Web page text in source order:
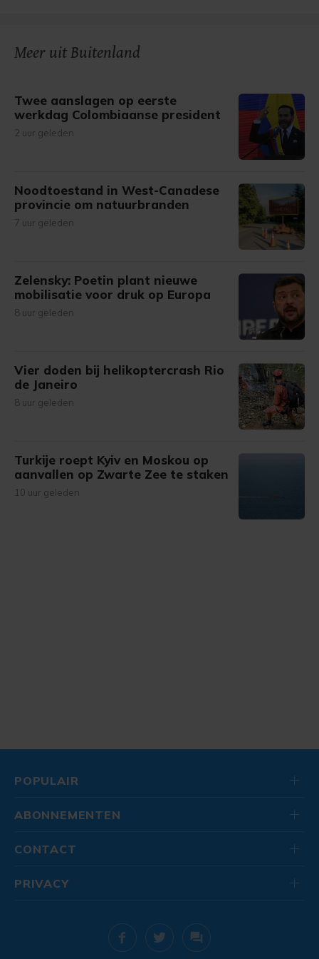
Meer uit Buitenland
Twee aanslagen op eerste
werkdag Colombiaanse president
2 uur geleden
Noodtoestand in West-Canadese
provincie om natuurbranden
7 uur geleden
Zelensky: Poetin plant nieuwe
mobilisatie voor druk op Europa
8 uur geleden
Vier doden bij helikoptercrash Rio
de Janeiro
8 uur geleden
Turkije roept Kyiv en Moskou op
aanvallen op Zwarte Zee te staken
10 uur geleden
POPULAIR
ABONNEMENTEN
CONTACT
PRIVACY